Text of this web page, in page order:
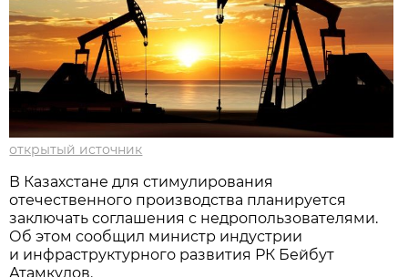
открытый источник
В Казахстане для стимулирования
отечественного производства планируется
заключать соглашения с недропользователями.
Об этом сообщил министр индустрии
и инфраструктурного развития РК Бейбут
Атамкулов.